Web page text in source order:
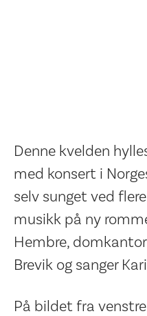
Denne kvelden
med konsert i
selv sunget ved
musikk på ny
Hembre,
Brevik og sanger
På bildet fra